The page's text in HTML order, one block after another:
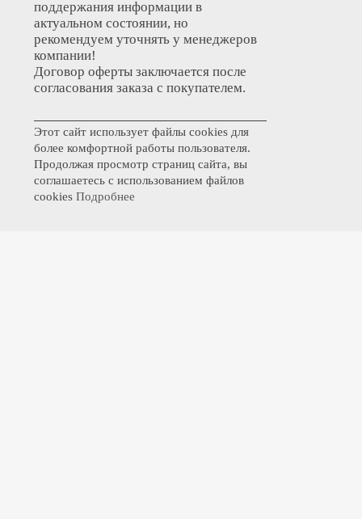
поддержания информации в
актуальном состоянии, но
рекомендуем уточнять у менеджеров
компании!
Договор оферты заключается после
согласования заказа с покупателем.
Этот сайт использует файлы cookies для
более комфортной работы пользователя.
Продолжая просмотр страниц сайта, вы
соглашаетесь с использованием файлов
cookies Подробнее